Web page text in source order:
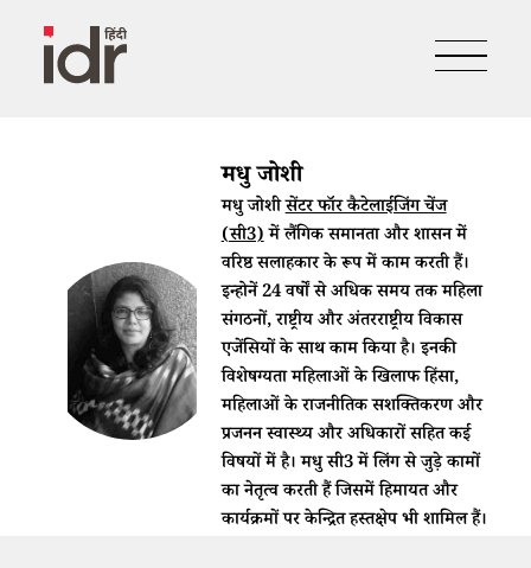
मधु जोशी
मधु जोशीसेंटर फॉर कैटेलाईजिंग चेंज
(सी3)में लैंगिक समानता और शासन में
वरिष्ठ सलाहकार के रूप में काम करती हैं।
इन्होनें 24 वर्षों से अधिक समय तक महिला
संगठनों, राष्ट्रीय और अंतरराष्ट्रीय विकास
एजेंसियों के साथ काम किया है। इनकी
विशेषग्यता महिलाओं के खिलाफ हिंसा,
महिलाओं के राजनीतिक सशक्तिकरण और
प्रजनन स्वास्थ्य और अधिकारों सहित कई
विषयों में है। मधु सी3 में लिंग से जुड़े कामों
का नेतृत्व करती हैं जिसमें हिमायत और
कार्यक्रमों पर केन्द्रित हस्तक्षेप भी शामिल हैं।